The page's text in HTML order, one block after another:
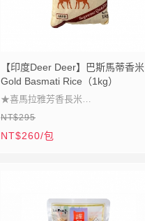
【印度Deer Deer】巴斯馬蒂香米
Gold Basmati Rice（1kg）
★喜馬拉雅芳香長米
★蓬鬆柔軟粒粒分明
★陳年熟成風味高雅
NT$295
NT$260/包